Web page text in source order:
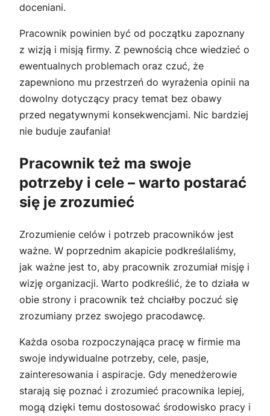
doceniani.
Pracownik powinien być od początku zapoznany
z wizją i misją firmy. Z pewnością chce wiedzieć o
ewentualnych problemach oraz czuć, że
zapewniono mu przestrzeń do wyrażenia opinii na
dowolny dotyczący pracy temat bez obawy
przed negatywnymi konsekwencjami. Nic bardziej
nie buduje zaufania!
Pracownik też ma swoje
potrzeby i cele – warto postarać
się je zrozumieć
Zrozumienie celów i potrzeb pracowników jest
ważne. W poprzednim akapicie podkreślaliśmy,
jak ważne jest to, aby pracownik zrozumiał misję i
wizję organizacji. Warto podkreślić, że to działa w
obie strony i pracownik też chciałby poczuć się
zrozumiany przez swojego pracodawcę.
Każda osoba rozpoczynająca pracę w firmie ma
swoje indywidualne potrzeby, cele, pasje,
zainteresowania i aspiracje. Gdy menedżerowie
starają się poznać i zrozumieć pracownika lepiej,
mogą dzięki temu dostosować środowisko pracy i